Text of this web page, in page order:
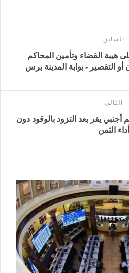
السابق
هيبة القضاء وتأمين المحاكم
أو التقصير - بوابة المدينة برس
التالى
يفر بعد التزود بالوقود دون
أداء الثمن